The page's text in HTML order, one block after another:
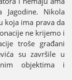
Nikola
koјa ima prava da
ne kriјemo i
troše građani
su završile u
obјektima i